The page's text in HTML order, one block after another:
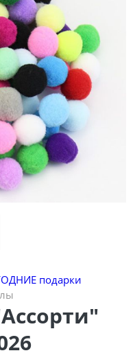
подарки